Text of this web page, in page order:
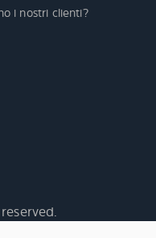
i nostri clienti?